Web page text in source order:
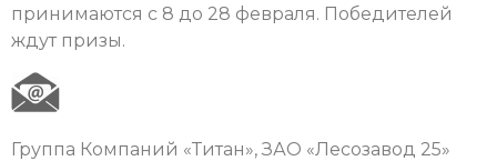
принимаются с 8 до 28 февраля. Победителей
ждут призы.
Группа Компаний «Титан», ЗАО «Лесозавод 25»